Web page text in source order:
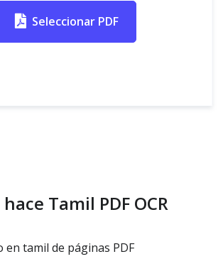
Seleccionar PDF
Tamil PDF OCR
en tamil de páginas PDF